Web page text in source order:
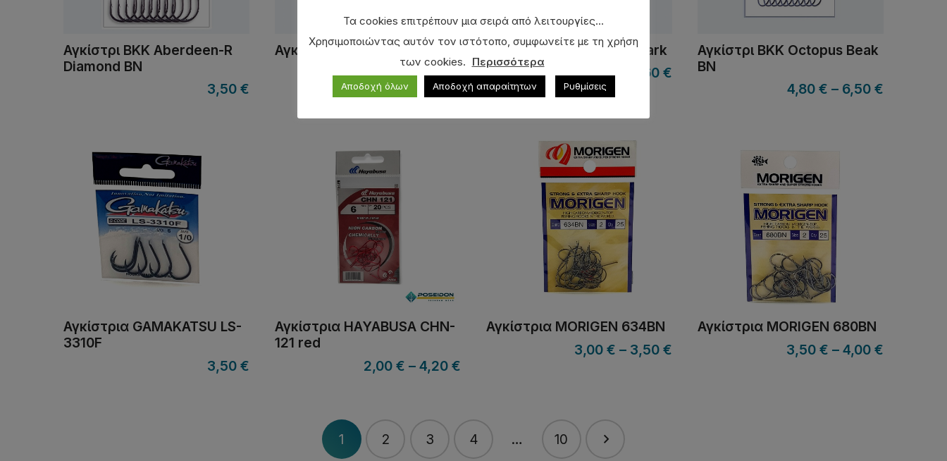
Αγκίστρι BKK Aberdeen-R
Diamond BN
3,50 €
Αγκίστρι BKK Chinu Shark
2,60€
Αγκίστρι BKK Chinu-R Shark
2,60 €
Αγκίστρι BKK Octopus Beak
BN
4,80 € – 6,50 €
Αγκίστρια GAMAKATSU LS-
3310F
3,50 €
Αγκίστρια HAYABUSA CHN-
121 red
2,00 € – 4,20 €
Αγκίστρια MORIGEN 634BN
3,00 € – 3,50 €
Αγκίστρια MORIGEN 680BN
3,50 € – 4,00 €
1 2 3 4 … 10
Τα cookies επιτρέπουν μια σειρά από λειτουργίες...
Χρησιμοποιώντας αυτόν τον ιστότοπο, συμφωνείτε με τη χρήση
των cookies. Περισσότερα
Αποδοχή όλων Αποδοχή απαραίτητων Ρυθμίσεις